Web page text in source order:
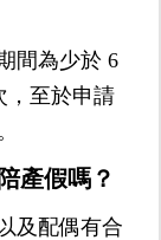
間為少於 6
，至於申請
產假嗎？
及配偶有合